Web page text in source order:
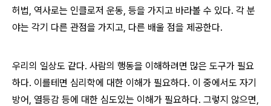
허법, 역사로는 인클로저 운동, 등을 가지고 바라볼 수 있다. 각 분
야는 각기 다른 관점을 가지고, 다른 배울 점을 제공한다.
우리의 일상도 같다. 사람의 행동을 이해하려면 많은 도구가 필요
하다. 이를테면 심리학에 대한 이해가 필요하다. 이 중에서도 자기
방어, 열등감 등에 대한 심도있는 이해가 필요하다. 그렇지 않으면,